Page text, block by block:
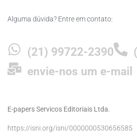
Alguma dúvida? Entre em contato:
(21) 99722-2390
envie-nos um e-mail
E-papers Servicos Editoriais Ltda.
https://isni.org/isni/0000000530656585